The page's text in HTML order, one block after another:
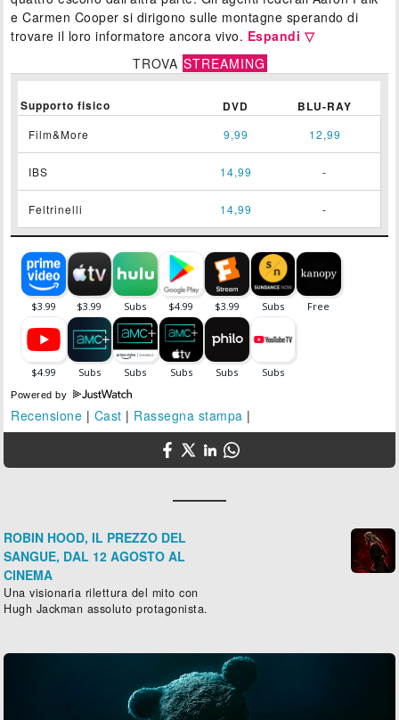
e Carmen Cooper si dirigono sulle montagne sperando di
trovare il loro informatore ancora vivo. Espandi ▽
TROVA STREAMING
Supporto fisico DVD BLU-RAY
Film&More 9,99 12,99
IBS 14,99 -
Feltrinelli 14,99 -
Powered by
Recensione | Cast | Rassegna stampa |
ROBIN HOOD, IL PREZZO DEL
SANGUE, DAL 12 AGOSTO AL
CINEMA
Una visionaria rilettura del mito con
Hugh Jackman assoluto protagonista.